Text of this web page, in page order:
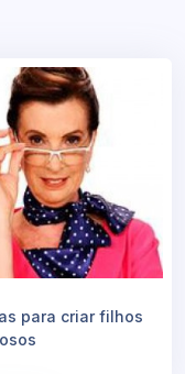
para criar filhos